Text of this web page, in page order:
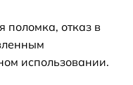
отказ в
использовании.